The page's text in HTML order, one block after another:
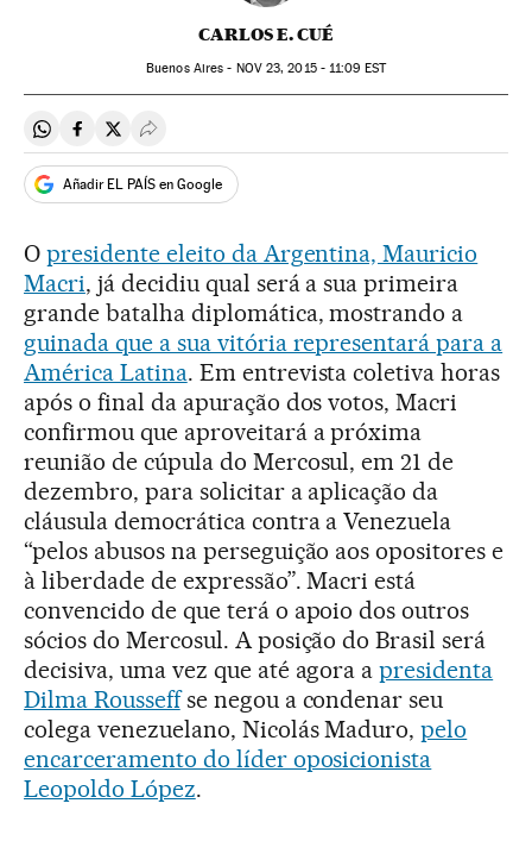
CARLOS E. CUÉ
Buenos Aires - NOV23, 2015 - 11:09 EST
Compartir en Whatsapp
Compartir en Facebook
Compartir en Twitter
Desplegar Redes Sociales
Añadir EL PAÍS en Google
O presidente eleito da Argentina, Mauricio
Macri, já decidiu qual será a sua primeira
grande batalha diplomática, mostrando a
guinada que a sua vitória representará para a
América Latina. Em entrevista coletiva horas
após o final da apuração dos votos, Macri
confirmou que aproveitará a próxima
reunião de cúpula do Mercosul, em 21 de
dezembro, para solicitar a aplicação da
cláusula democrática contra a Venezuela
“pelos abusos na perseguição aos opositores e
à liberdade de expressão”. Macri está
convencido de que terá o apoio dos outros
sócios do Mercosul. A posição do Brasil será
decisiva, uma vez que até agora apresidenta
Dilma Rousseffse negou a condenar seu
colega venezuelano, Nicolás Maduro,pelo
encarceramento do líder oposicionista
Leopoldo López.